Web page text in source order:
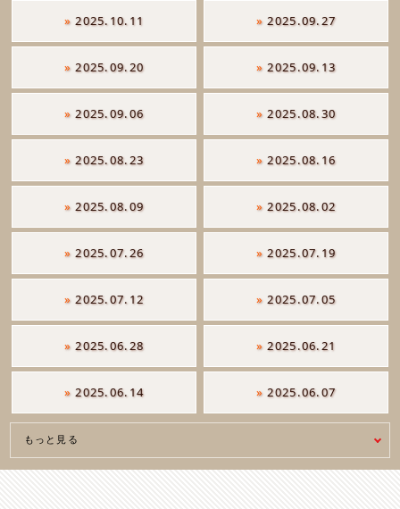
» 2025.10.11 » 2025.09.27
» 2025.09.20 » 2025.09.13
» 2025.09.06 » 2025.08.30
» 2025.08.23 » 2025.08.16
» 2025.08.09 » 2025.08.02
» 2025.07.26 » 2025.07.19
» 2025.07.12 » 2025.07.05
» 2025.06.28 » 2025.06.21
» 2025.06.14 » 2025.06.07
もっと見る